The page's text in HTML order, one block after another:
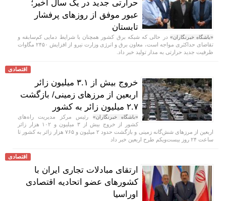
حرارتی جدید در یک سال اخیر؛
عبور موفق از روز‌های پرفشار
تابستان
«باشگاه خبرنگاران» در حالی که شبکه برق کشور همچنان با شرایط دمایی کم‌سابقه و
تقاضای حداکثری مواجه است، معاون برق و انرژی وزارت نیرو از افزایش ۲۴۵۰ مگاوات
ظرفیت جدید حرارتی به مدار تولید خبر داد.
اقتصادی
خروج بیش از ۳.۱ میلیون زائر
اربعین از مرزهای زمینی/ بازگشت
۲.۷ میلیون زائر به کشور
«باشگاه خبرنگاران» رئیس مرکز مدیریت راه‌های
کشور از خروج بیش از ۳ میلیون و ۱۰۲ هزار زائر
اربعین از مرزهای شش‌گانه زمینی و بازگشت حدود ۲ میلیون و ۷۶۵ هزار زائر به کشور تا
ساعت ۲۴ روز بیست‌ویکم طرح اربعین خبر داد
اقتصادی
ارتقای مبادلات تجاری ایران با
کشور‌های عضو اتحادیه اقتصادی
اوراسیا